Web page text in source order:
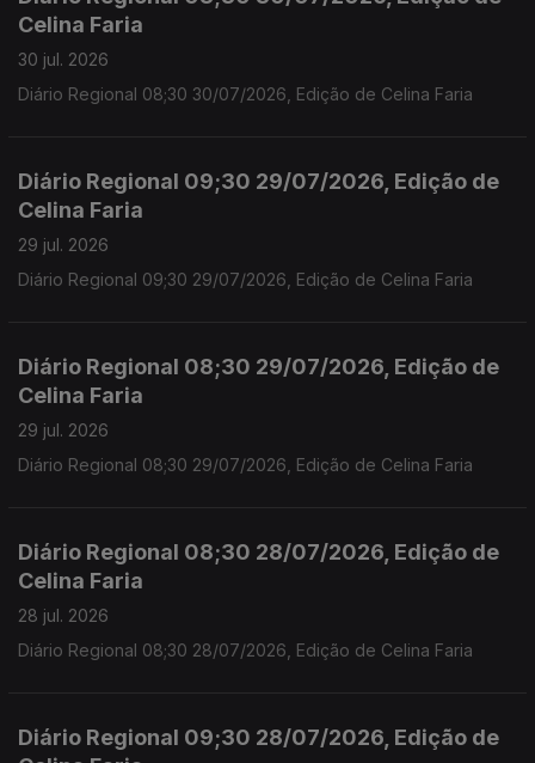
Celina Faria
30 jul. 2026
Diário Regional 08;30 30/07/2026, Edição de Celina Faria
Diário Regional 09;30 29/07/2026, Edição de
Celina Faria
29 jul. 2026
Diário Regional 09;30 29/07/2026, Edição de Celina Faria
Diário Regional 08;30 29/07/2026, Edição de
Celina Faria
29 jul. 2026
Diário Regional 08;30 29/07/2026, Edição de Celina Faria
Diário Regional 08;30 28/07/2026, Edição de
Celina Faria
28 jul. 2026
Diário Regional 08;30 28/07/2026, Edição de Celina Faria
Diário Regional 09;30 28/07/2026, Edição de